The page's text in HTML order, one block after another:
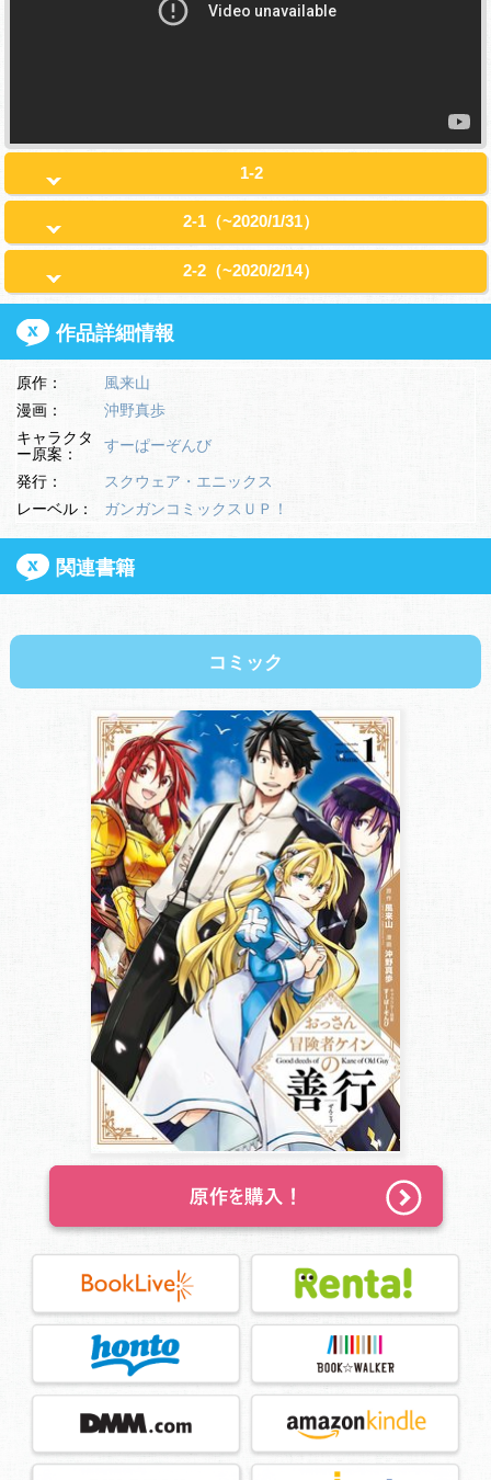
1-2
2-1（~2020/1/31）
2-2（~2020/2/14）
作品詳細情報
原作：
風来山
漫画：
沖野真歩
キャラクタ
ー原案：
すーぱーぞんび
発行：
スクウェア・エニックス
レーベル：
ガンガンコミックスＵＰ！
関連書籍
コミック